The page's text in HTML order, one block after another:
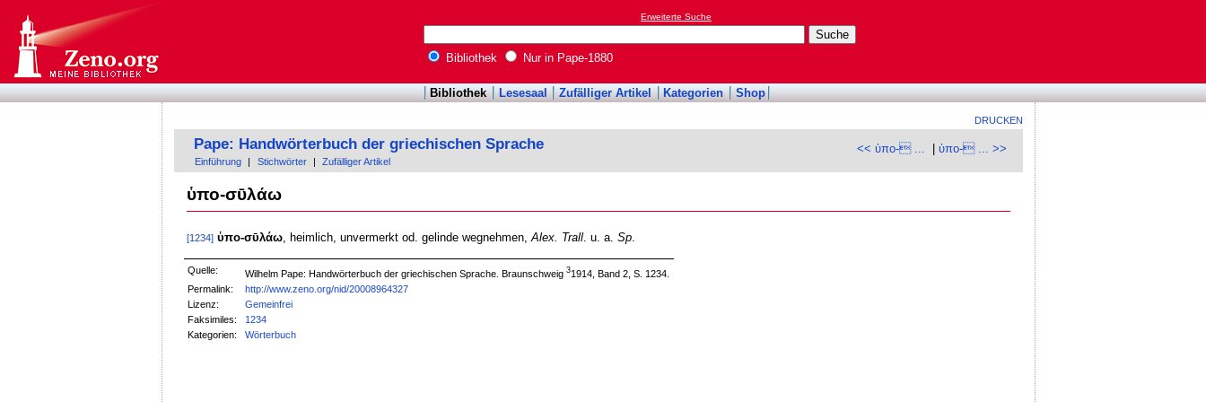
Erweiterte Suche
Bibliothek Nur in Pape-1880
Bibliothek Lesesaal Zufälliger Artikel Kategorien Shop
DRUCKEN
<< ὑπο- ... |ὑπο- ... >>
Pape: Handwörterbuch der griechischen Sprache
Einführung Stichwörter Zufälliger Artikel
ὑπο-σῡλάω
[1234] ὑπο-σῡλάω, heimlich, unvermerkt od. gelinde wegnehmen, Alex. Trall. u. a. Sp.
Quelle: Wilhelm Pape: Handwörterbuch der griechischen Sprache. Braunschweig31914, Band 2, S. 1234.
Permalink:
http://www.zeno.org/nid/20008964327
Lizenz:
Gemeinfrei
Faksimiles:
1234
Kategorien:
Wörterbuch